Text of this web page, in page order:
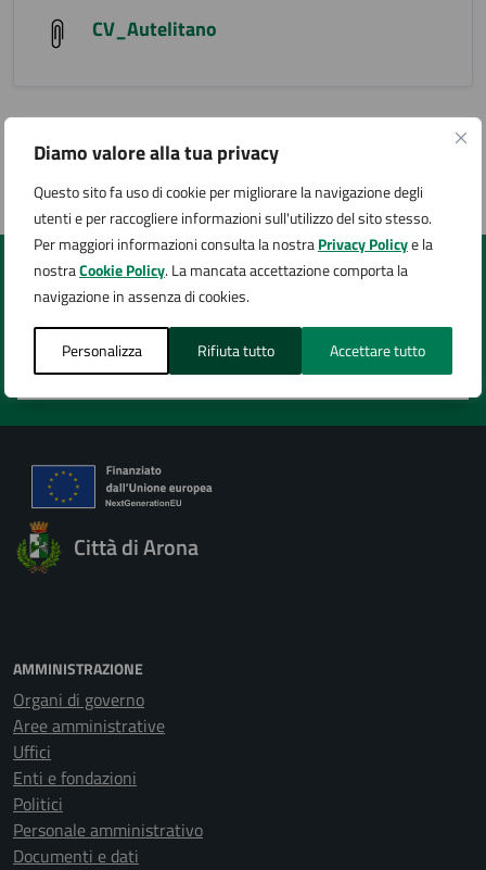
Diamo valore alla tua privacy
Questo sito fa uso di cookie per migliorare la navigazione degli
utenti e per raccogliere informazioni sull'utilizzo del sito stesso.
Per maggiori informazioni consulta la nostraPrivacy Policye la
nostraCookie Policy. La mancata accettazione comporta la
navigazione in assenza di cookies.
Personalizza Rifiuta tutto Accettare tutto
CV_Autelitano
Quanto sono chiare le informazioni su questa
pagina?
Valuta 5 stelle su 5
Valuta 4 stelle su 5
Valuta 3 stelle su 5
Valuta 2 stelle su 5
Valuta 1 stelle su 5
Città di Arona
AMMINISTRAZIONE
Organi di governo
Aree amministrative
Uffici
Enti e fondazioni
Politici
Personale amministrativo
Documenti e dati